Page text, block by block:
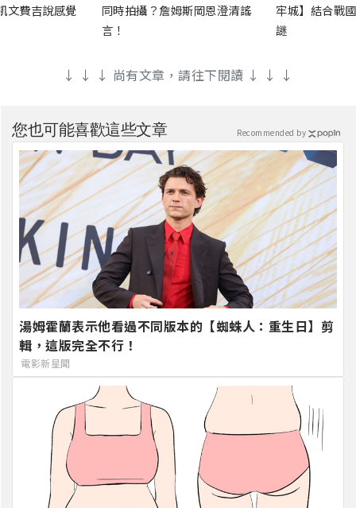
文費吉說感覺
同時拍攝？詹姆斯岡恩澄清謠
言！
牢城】結合戰
謎
↓ ↓ ↓ 尚有文章，請往下閱讀 ↓ ↓ ↓
您也可能喜歡這些文章
湯姆霍蘭表示他看過不同版本的【蜘蛛人：重生日】剪
輯，這版完全不行！
電影新星聞
Recommended by